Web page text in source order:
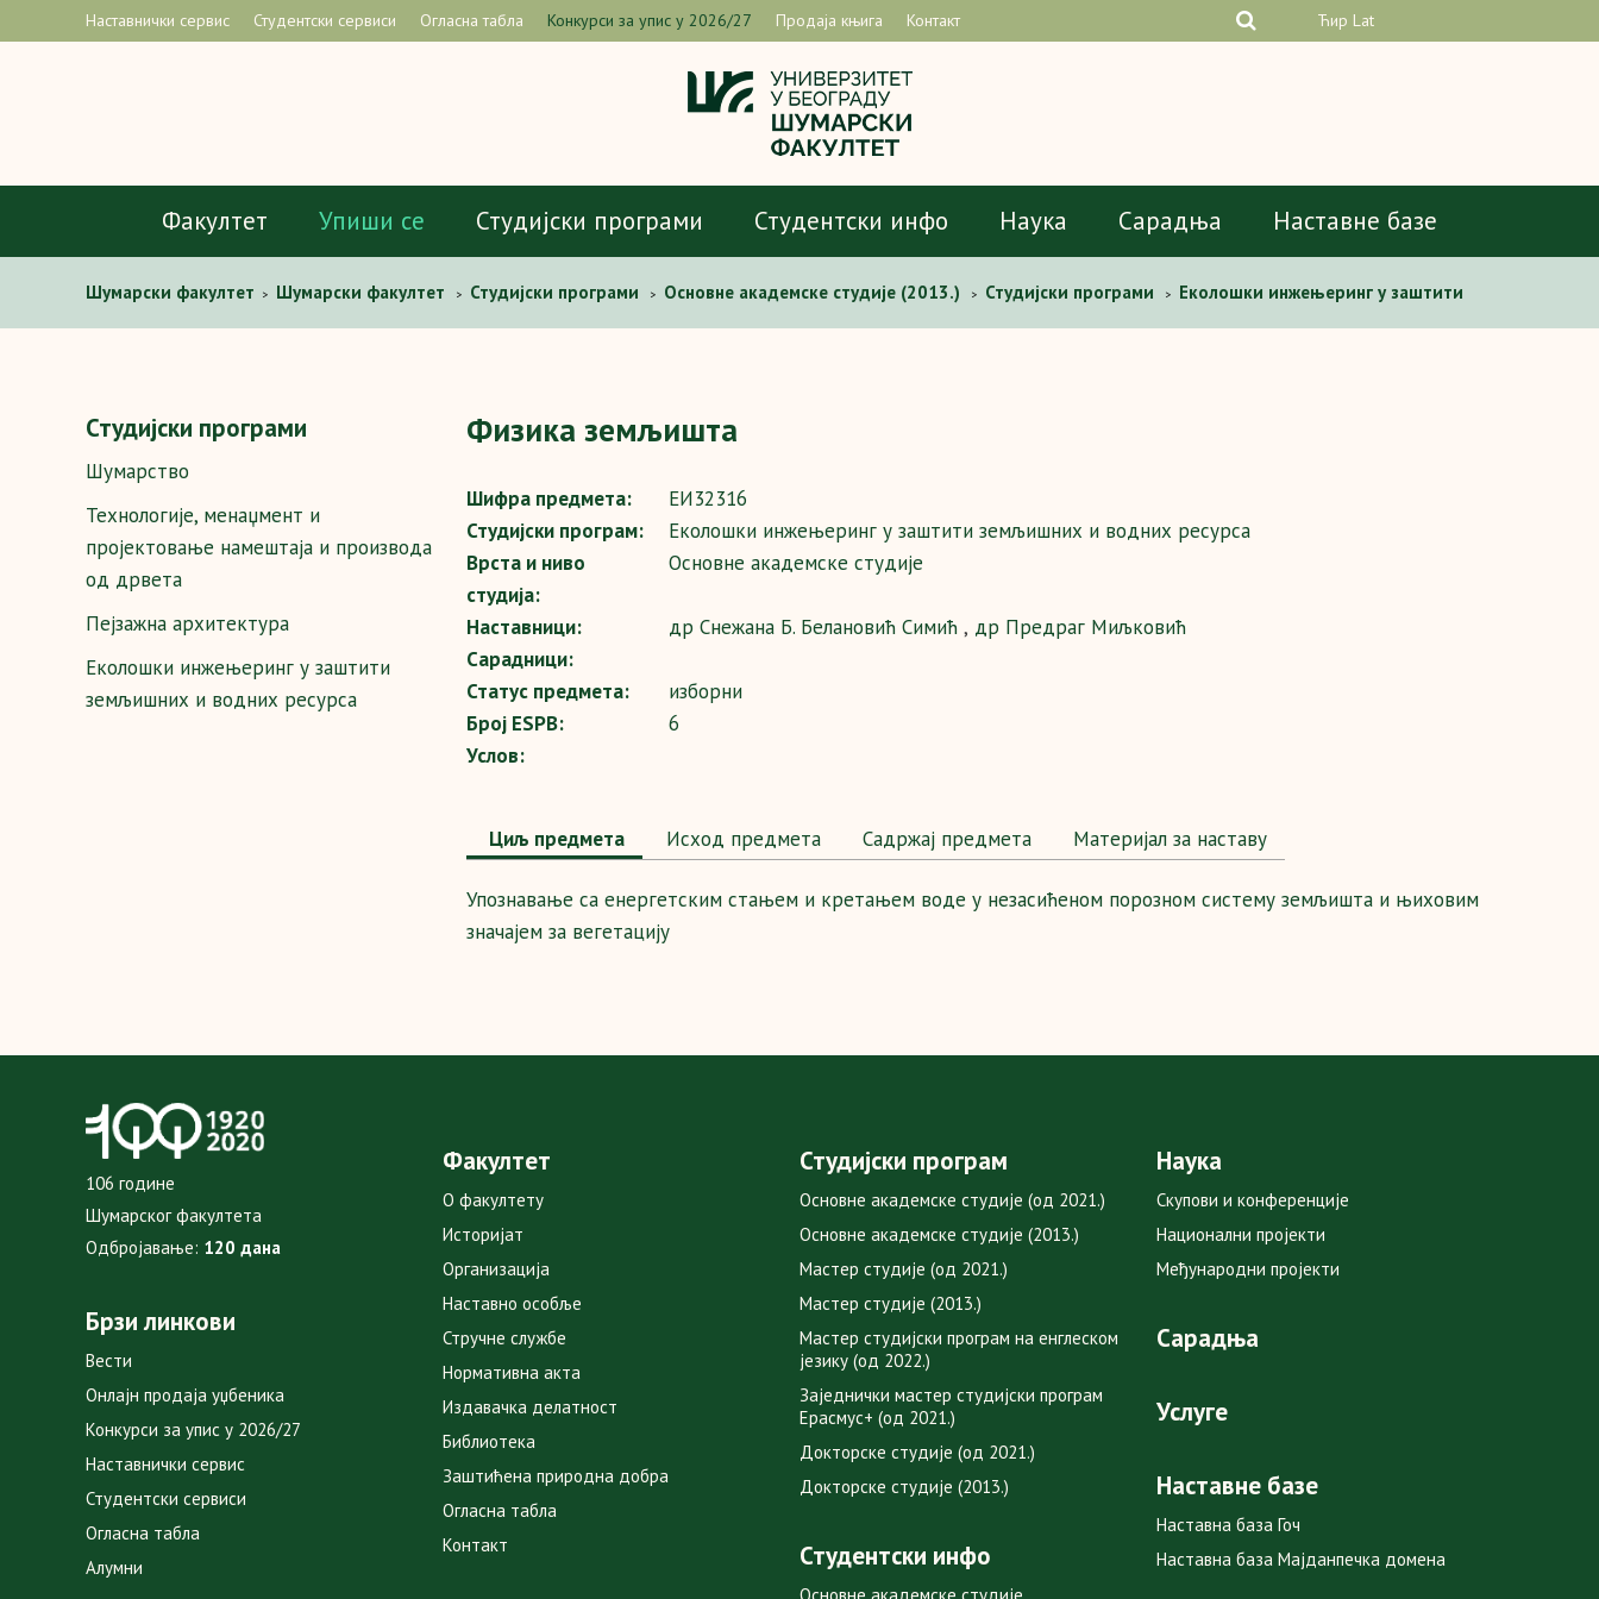
Наставнички сервис Студентски сервиси Огласна табла Конкурси за упис у 2026/27 Продаја књига Контакт Ћир Lat
Факултет Упиши се Студијски програми Студентски инфо Наука Сарадња Наставне базе
Шумaрски факултет > Шумарски факултет > Студијски програми > Основне академске студије (2013.) > Студијски програми > Еколошки инжењеринг у заштити
Студијски програми
Шумарство
Технологије, менаџмент и
пројектовање намештаја и производа
од дрвета
Пејзажна архитектура
Еколошки инжењеринг у заштити
земљишних и водних ресурса
Физика земљишта
Шифра предмета:
ЕИ32316
Студијски програм:
Еколошки инжењеринг у заштити земљишних и водних ресурса
Врста и ниво
студија:
Основне академске студије
Наставници: др Снежана Б. Белановић Симић , др Предраг Миљковић
Сарадници:
Статус предмета:
изборни
Број ESPB:
6
Услов:
Циљ предмета Исход предмета Садржај предмета Maтеријал за наставу
Упознавање са енергетским стањем и кретањем воде у незасићеном порозном систему земљишта и њиховим
значајем за вегетацију
106 године
Шумарског факултета
Одбројавање: 120 дана
Брзи линкови
Вести
Онлајн продаја уџбеника
Конкурси за упис у 2026/27
Наставнички сервис
Студентски сервиси
Огласна табла
Алумни
Факултет
О факултету
Историјат
Организација
Наставно особље
Стручне службе
Нормативна акта
Издавачка делатност
Библиотека
Заштићена природна добра
Огласна табла
Контакт
Студијски програм
Основне академске студије (од 2021.)
Основне академске студије (2013.)
Мастер студије (од 2021.)
Мастер студије (2013.)
Мастер студијски програм на енглеском
језику (од 2022.)
Заједнички мастер студијски програм
Ерасмус+ (од 2021.)
Докторске студије (од 2021.)
Докторске студије (2013.)
Студентски инфо
Наука
Скупови и конференције
Национални пројекти
Међународни пројекти
Сарадња
Услуге
Наставне базе
Наставна база Гоч
Наставна база Мајданпечка домена